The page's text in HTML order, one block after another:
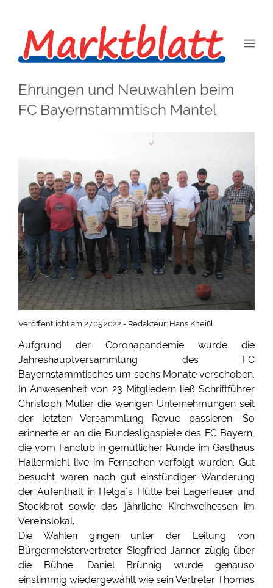
Ehrungen und Neuwahlen beim
FC Bayernstammtisch Mantel
Veröffentlicht am 27.05.2022 - Redakteur: Hans Kneißl
Aufgrund der Coronapandemie wurde die
Jahreshauptversammlung des FC
Bayernstammtisches um sechs Monate verschoben.
In Anwesenheit von 23 Mitgliedern ließ Schriftführer
Christoph Müller die wenigen Unternehmungen seit
der letzten Versammlung Revue passieren. So
erinnerte er an die Bundesligaspiele des FC Bayern,
die vom Fanclub in gemütlicher Runde im Gasthaus
Hallermichl live im Fernsehen verfolgt wurden. Gut
besucht waren nach gut einstündiger Wanderung
der Aufenthalt in Helga´s Hütte bei Lagerfeuer und
Stockbrot sowie das jährliche Kirchweihessen im
Vereinslokal.
Die Wahlen gingen unter der Leitung von
Bürgermeistervertreter Siegfried Janner zügig über
die Bühne. Daniel Brünnig wurde genauso
einstimmig wiedergewählt wie sein Vertreter Thomas